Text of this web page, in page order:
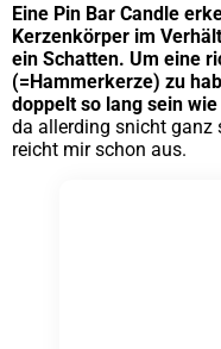
Eine Pin Bar Candle
Kerzenkörper im
ein Schatten. Um eine
(=Hammerkerze) zu
doppelt so lang sein
da allerding snicht ganz
reicht mir schon aus.